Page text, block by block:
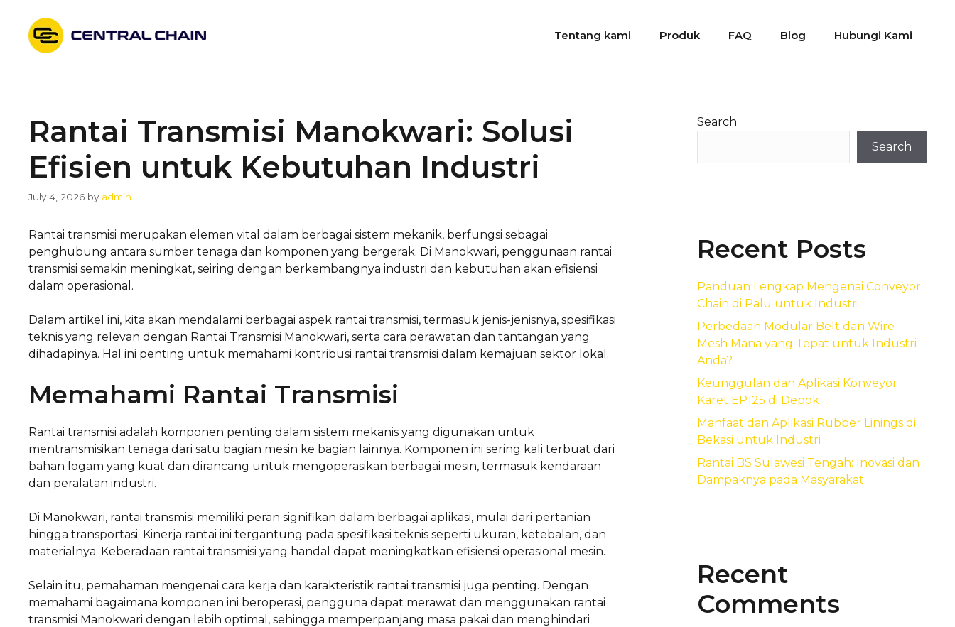
content
Tentang kami Produk FAQ Blog Hubungi Kami
Rantai Transmisi Manokwari: Solusi
Efisien untuk Kebutuhan Industri
July 4, 2026 by admin
Rantai transmisi merupakan elemen vital dalam berbagai sistem mekanik, berfungsi sebagai
penghubung antara sumber tenaga dan komponen yang bergerak. Di Manokwari, penggunaan rantai
transmisi semakin meningkat, seiring dengan berkembangnya industri dan kebutuhan akan efisiensi
dalam operasional.
Dalam artikel ini, kita akan mendalami berbagai aspek rantai transmisi, termasuk jenis-jenisnya, spesifikasi
teknis yang relevan dengan Rantai Transmisi Manokwari, serta cara perawatan dan tantangan yang
dihadapinya. Hal ini penting untuk memahami kontribusi rantai transmisi dalam kemajuan sektor lokal.
Memahami Rantai Transmisi
Rantai transmisi adalah komponen penting dalam sistem mekanis yang digunakan untuk
mentransmisikan tenaga dari satu bagian mesin ke bagian lainnya. Komponen ini sering kali terbuat dari
bahan logam yang kuat dan dirancang untuk mengoperasikan berbagai mesin, termasuk kendaraan
dan peralatan industri.
Di Manokwari, rantai transmisi memiliki peran signifikan dalam berbagai aplikasi, mulai dari pertanian
hingga transportasi. Kinerja rantai ini tergantung pada spesifikasi teknis seperti ukuran, ketebalan, dan
materialnya. Keberadaan rantai transmisi yang handal dapat meningkatkan efisiensi operasional mesin.
Selain itu, pemahaman mengenai cara kerja dan karakteristik rantai transmisi juga penting. Dengan
memahami bagaimana komponen ini beroperasi, pengguna dapat merawat dan menggunakan rantai
transmisi Manokwari dengan lebih optimal, sehingga memperpanjang masa pakai dan menghindari
Search
Search
Recent Posts
Panduan Lengkap Mengenai Conveyor
Chain di Palu untuk Industri
Perbedaan Modular Belt dan Wire
Mesh Mana yang Tepat untuk Industri
Anda?
Keunggulan dan Aplikasi Konveyor
Karet EP125 di Depok
Manfaat dan Aplikasi Rubber Linings di
Bekasi untuk Industri
Rantai BS Sulawesi Tengah: Inovasi dan
Dampaknya pada Masyarakat
Recent
Comments